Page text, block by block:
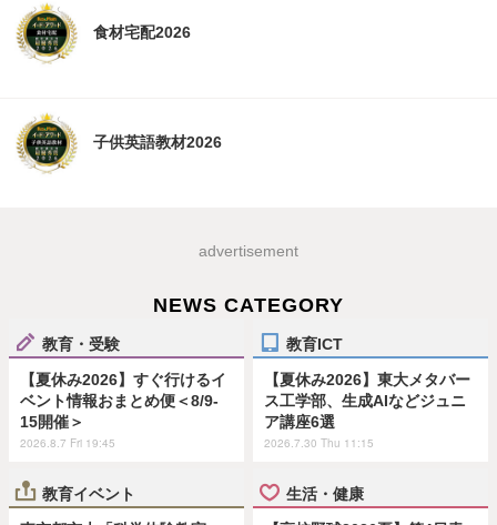
食材宅配2026
子供英語教材2026
advertisement
NEWS CATEGORY
教育・受験
【夏休み2026】すぐ行けるイ
ベント情報おまとめ便＜8/9-
15開催＞
2026.8.7 Fri 19:45
教育ICT
【夏休み2026】東大メタバー
ス工学部、生成AIなどジュニ
ア講座6選
2026.7.30 Thu 11:15
教育イベント 生活・健康